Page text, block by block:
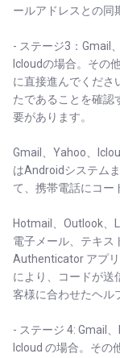
ールアドレスとの同
- ステージ3：Gmail
Icloudの場合。その
に直接進んでくださ
たであることを確認
要があります。
Gmail、Yahoo、
はAndroidシステム
て、携帯電話にコー
Hotmail、Outlook、
電子メール、テキス
Authenticator アプ
により、コードが送
客様に合わせたヘル
- ステージ 4: Gmail
Icloud の場合。その